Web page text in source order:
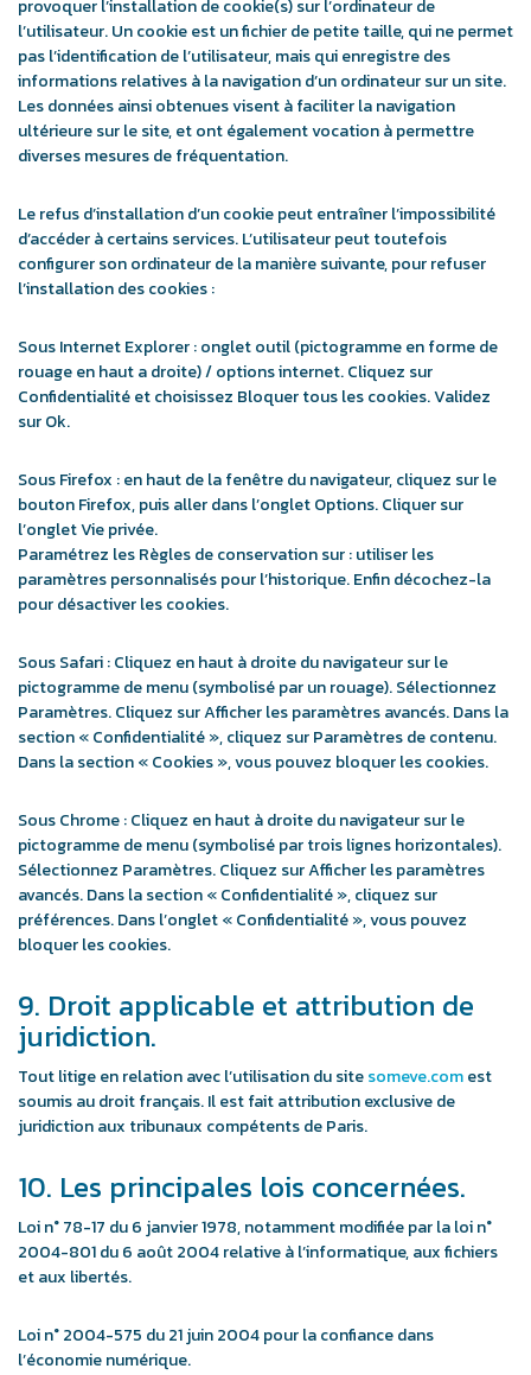
provoquer l’installation de cookie(s) sur l’ordinateur de
l’utilisateur. Un cookie est un fichier de petite taille, qui ne permet
pas l’identification de l’utilisateur, mais qui enregistre des
informations relatives à la navigation d’un ordinateur sur un site.
Les données ainsi obtenues visent à faciliter la navigation
ultérieure sur le site, et ont également vocation à permettre
diverses mesures de fréquentation.
Le refus d’installation d’un cookie peut entraîner l’impossibilité
d’accéder à certains services. L’utilisateur peut toutefois
configurer son ordinateur de la manière suivante, pour refuser
l’installation des cookies :
Sous Internet Explorer : onglet outil (pictogramme en forme de
rouage en haut a droite) / options internet. Cliquez sur
Confidentialité et choisissez Bloquer tous les cookies. Validez
sur Ok.
Sous Firefox : en haut de la fenêtre du navigateur, cliquez sur le
bouton Firefox, puis aller dans l’onglet Options. Cliquer sur
l’onglet Vie privée.
Paramétrez les Règles de conservation sur : utiliser les
paramètres personnalisés pour l’historique. Enfin décochez-la
pour désactiver les cookies.
Sous Safari : Cliquez en haut à droite du navigateur sur le
pictogramme de menu (symbolisé par un rouage). Sélectionnez
Paramètres. Cliquez sur Afficher les paramètres avancés. Dans la
section « Confidentialité », cliquez sur Paramètres de contenu.
Dans la section « Cookies », vous pouvez bloquer les cookies.
Sous Chrome : Cliquez en haut à droite du navigateur sur le
pictogramme de menu (symbolisé par trois lignes horizontales).
Sélectionnez Paramètres. Cliquez sur Afficher les paramètres
avancés. Dans la section « Confidentialité », cliquez sur
préférences. Dans l’onglet « Confidentialité », vous pouvez
bloquer les cookies.
9. Droit applicable et attribution de
juridiction.
Tout litige en relation avec l’utilisation du sitesomeve.comest
soumis au droit français. Il est fait attribution exclusive de
juridiction aux tribunaux compétents de Paris.
10. Les principales lois concernées.
Loi n° 78-17 du 6 janvier 1978, notamment modifiée par la loi n°
2004-801 du 6 août 2004 relative à l’informatique, aux fichiers
et aux libertés.
Loi n° 2004-575 du 21 juin 2004 pour la confiance dans
l’économie numérique.